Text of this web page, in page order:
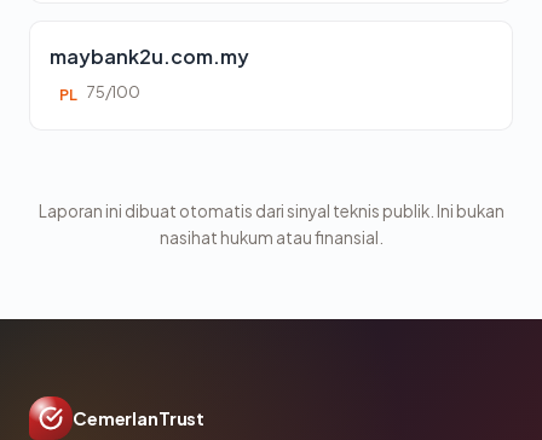
maybank2u.com.my
PL 75/100
Laporan ini dibuat otomatis dari sinyal teknis publik. Ini bukan
nasihat hukum atau finansial.
CemerlanTrust